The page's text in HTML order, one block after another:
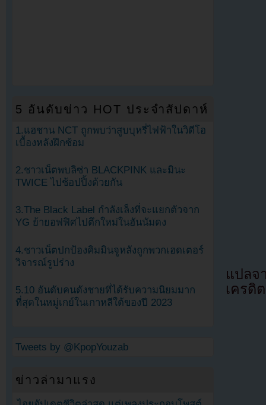
แปล
เครดิ
5 อันดับข่าว HOT ประจำสัปดาห์
1.แฮชาน NCT ถูกพบว่าสูบบุหรี่ไฟฟ้าในวิดีโอ
เบื้องหลังฝึกซ้อม
2.ชาวเน็ตพบลิซ่า BLACKPINK และมินะ
TWICE ไปช้อปปิ้งด้วยกัน
3.The Black Label กำลังเล็งที่จะแยกตัวจาก
YG ย้ายอฟฟิศไปตึกใหม่ในฮันนัมดง
4.ชาวเน็ตปกป้องคิมมินจูหลังถูกพวกเฮดเตอร์
วิจารณ์รูปร่าง
5.10 อันดับคนดังชายที่ได้รับความนิยมมาก
ที่สุดในหมู่เกย์ในเกาหลีใต้ของปี 2023
Tweets by @KpopYouzab
ข่าวล่ามาแรง